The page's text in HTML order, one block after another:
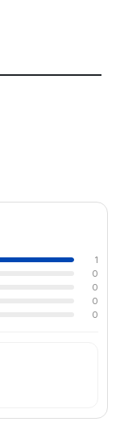
1
0
0
0
0